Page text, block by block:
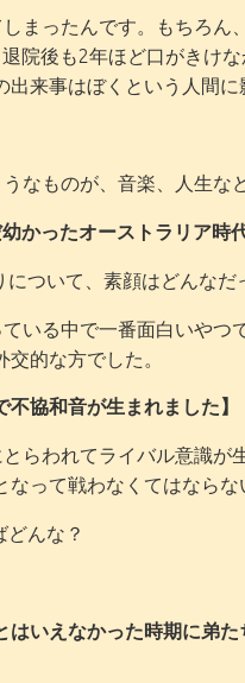
まったんです。もちろ
院後も2年ほど口がきけ
来事はぼくという人間に
ものが、音楽、人生な
かったオーストラリア
ついて、素顔はどんなだ
いる中で一番面白いやつ
的な方でした。
不協和音が生まれました】
われてライバル意識が
って戦わなくてはならな
んな？
はいえなかった時期に弟